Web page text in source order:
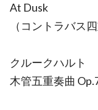
At Dusk
（コントラバス四
クルークハルト
木管五重奏曲